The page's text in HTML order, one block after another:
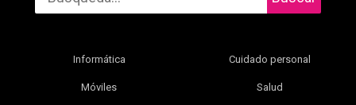
Informática
Móviles
Cuidado personal
Salud